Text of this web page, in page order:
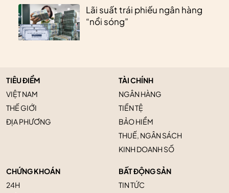
Lãi suất trái phiếu ngân hàng
“nổi sóng”
TIÊU ĐIỂM
VIỆT NAM
THẾ GIỚI
ĐỊA PHƯƠNG
TÀI CHÍNH
NGÂN HÀNG
TIỀN TỆ
BẢO HIỂM
THUẾ, NGÂN SÁCH
KINH DOANH SỐ
CHỨNG KHOÁN
24H
BẤT ĐỘNG SẢN
TIN TỨC